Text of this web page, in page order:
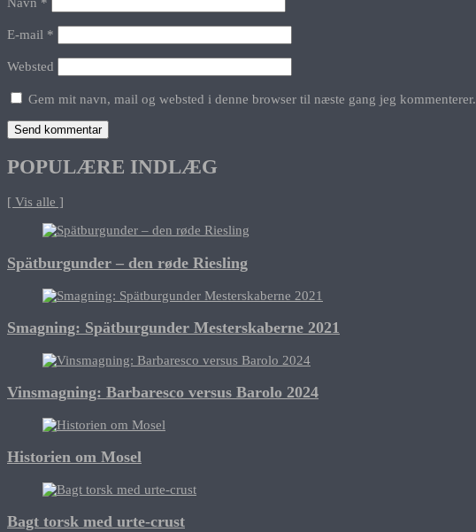
E-mail *
Websted
Gem mit navn, mail og websted i denne browser til næste gang jeg kommenterer.
POPULÆRE INDLÆG
[ Vis alle ]
Spätburgunder – den røde Riesling
Smagning: Spätburgunder Mesterskaberne 2021
Vinsmagning: Barbaresco versus Barolo 2024
Historien om Mosel
Bagt torsk med urte-crust